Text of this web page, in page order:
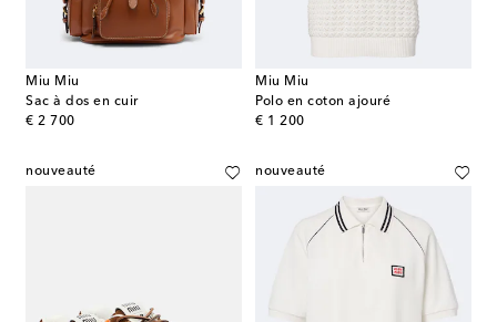
Miu Miu
Sac à dos en cuir
€ 2 700
original price
Miu Miu
Polo en coton ajouré
€ 1 200
original price
nouveauté nouveauté